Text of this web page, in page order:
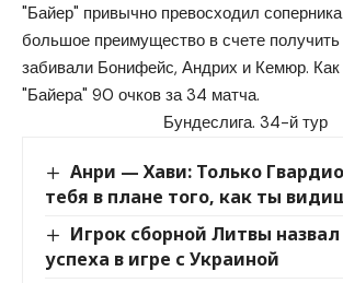
"Байер" привычно превосходил соперника
большое преимущество в счете
забивали Бонифейс, Андрих и Кемюр. Как
"Байера" 90 очков за 34 матча.
Бундеслига. 34-й тур
Анри — Хави: Только
тебя в плане того, как ты
Игрок сборной Литвы
успеха в игре с Украиной